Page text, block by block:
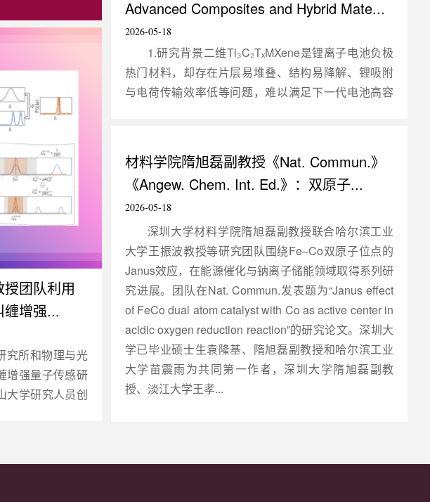
团队利用
缠增强...
究所和物理与光
增强量子传感研
大学研究人员创
Advanced Composites and Hybrid Mate...
2026-05-18
1.研究背景二维Ti₃C₂TₓMXene是锂离子电池负极
热门材料，却存在片层易堆叠、结构易降解、锂吸附
与电荷传输效率低等问题，难以满足下一代电池高容
《Advanced Composites and Hybrid Materials》（影
响因子：21.8）发表最新成果，开发出新型Au-
Ti₃C₂Tₓ-C（Au-TC）杂化纳米复合负极材料，通过界
面配位与结构调控创新策略，实现电池...
材料学院隋旭磊副教授《Nat. Commun.》
《Angew. Chem. Int. Ed.》：双原子...
2026-05-18
深圳大学材料学院隋旭磊副教授联合哈尔滨工业
大学王振波教授等研究团队围绕Fe–Co双原子位点的
Janus效应，在能源催化与钠离子储能领域取得系列研
究进展。团队在Nat. Commun.发表题为“Janus effect
of FeCo dual atom catalyst with Co as active center in
acidic oxygen reduction reaction”的研究论文。深圳大
学已毕业硕士生袁隆基、隋旭磊副教授和哈尔滨工业
大学苗震雨为共同第一作者，深圳大学隋旭磊副教
授、淡江大学王孝...